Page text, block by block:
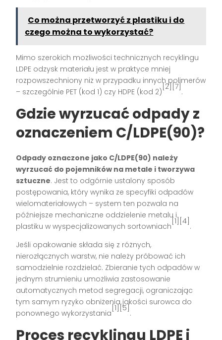
Co można przetworzyć z plastiku i do
czego można to wykorzystać?
Mimo szerokich możliwości technicznych recyklingu
LDPE odzysk materiału jest w praktyce mniej
rozpowszechniony niż w przypadku innych polimerów
– szczególnie PET (kod 1) czy HDPE (kod 2)
[2][7]
.
Gdzie wyrzucać odpady z
oznaczeniem C/LDPE(90)?
Odpady oznaczone jako C/LDPE(90) należy
wyrzucać do pojemników na metale i tworzywa
sztuczne. Jest to odgórnie ustalony sposób
postępowania, który wynika ze specyfiki odpadów
wielomateriałowych – system ten pozwala na
późniejsze mechaniczne oddzielenie metalu i
plastiku w wyspecjalizowanych sortowniach
[1][4]
.
Jeśli opakowanie składa się z różnych,
nierozłącznych warstw, nie należy próbować ich
samodzielnie rozdzielać. Zbieranie tych odpadów w
jednym strumieniu umożliwia zastosowanie
automatycznych metod segregacji, ograniczając
tym samym ryzyko obniżenia jakości surowca do
ponownego wykorzystania
[1][5]
.
Proces recyklingu LDPE i